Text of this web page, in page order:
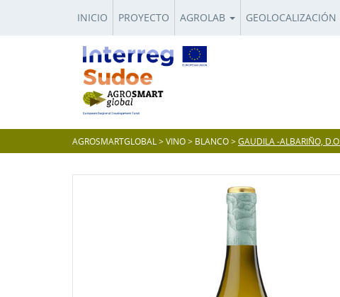
INICIO PROYECTO AGROLAB GEOLOCALIZACIÓN
AGROSMARTGLOBAL >VINO> BLANCO>GAUDILA -ALBARIÑO,